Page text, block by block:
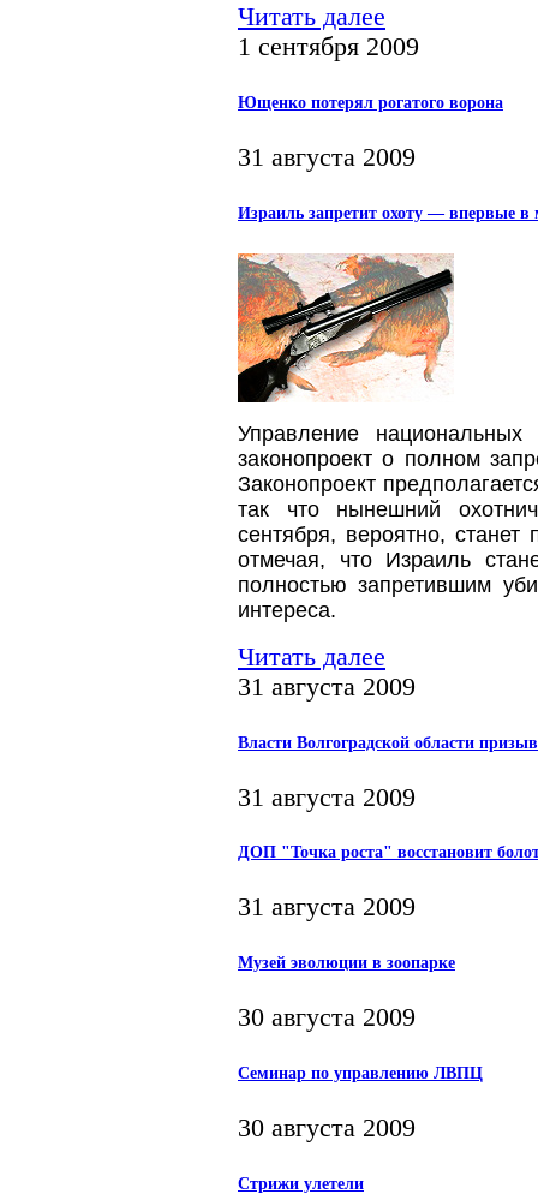
Читать далее
1 сентября 2009
Ющенко потерял рогатого ворона
31 августа 2009
Израиль запретит охоту — впервые в
Управление
законопроект о полном
Законопроект
так что нынешний
сентября, вероятно,
отмечая, что Израиль
полностью запретившим
интереса.
Читать далее
31 августа 2009
Власти Волгоградской области
31 августа 2009
ДОП "Точка роста" восстановит
31 августа 2009
Музей эволюции в зоопарке
30 августа 2009
Семинар по управлению ЛВПЦ
30 августа 2009
Стрижи улетели